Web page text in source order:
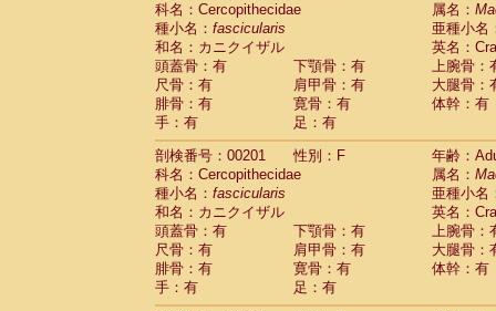
科名：Cercopithecidae
属名：
種小名： fascicularis
亜種小名
和名：カニクイザル
英名：
頭蓋骨：有
下顎骨：有
上腕骨：
尺骨：有
肩甲骨：有
大腿骨：
腓骨：有
寛骨：有
体幹：有
手：有
足：有
剖検番号：00201
性別：F
年齢：
科名：Cercopithecidae
属名：
種小名： fascicularis
亜種小名
和名：カニクイザル
英名：
頭蓋骨：有
下顎骨：有
上腕骨：
尺骨：有
肩甲骨：有
大腿骨：
腓骨：有
寛骨：有
体幹：有
手：有
足：有